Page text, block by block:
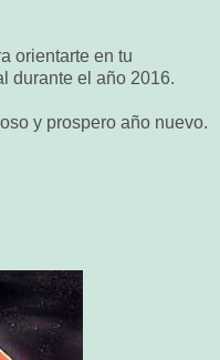
orientarte en tu
durante el año 2016.
y prospero año nuevo.